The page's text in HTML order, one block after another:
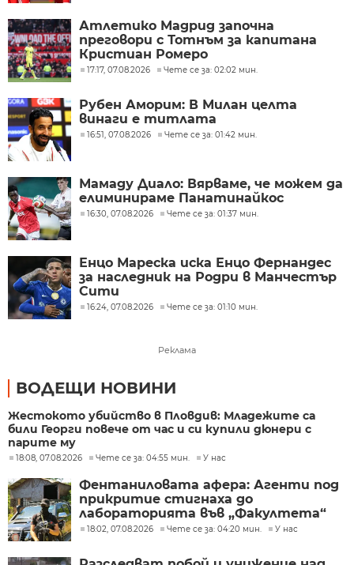
Атлетико Мадрид започна
преговори с Тотнъм за капитана
Кристиан Ромеро
17:17, 07.08.2026 Чете се за: 02:02 мин.
Рубен Аморим: В Милан целта
винаги е титлата
16:51, 07.08.2026 Чете се за: 01:42 мин.
Мамаду Диало: Вярваме, че можем да
елиминираме Панатинайкос
16:30, 07.08.2026 Чете се за: 01:37 мин.
Енцо Мареска иска Енцо Фернандес
за наследник на Родри в Манчестър
Сити
16:24, 07.08.2026 Чете се за: 01:10 мин.
Реклама
ВОДЕЩИ НОВИНИ
Жестокото убийство в Пловдив: Младежите са
били Георги повече от час и си купили дюнери с
парите му
18:08, 07.08.2026 Чете се за: 04:55 мин. У нас
Фентаниловата афера: Агенти под
прикритие стигнаха до
лабораторията във „Факултета“
18:02, 07.08.2026 Чете се за: 04:20 мин. У нас